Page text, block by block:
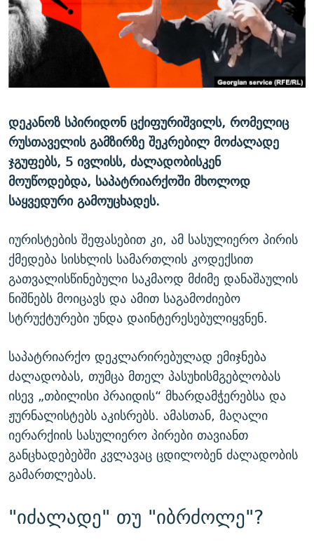
ᲛᲝᲚᲐᲞᲐᲠᲐᲙᲔ ᲢᲔᲥᲡᲢᲔᲑᲘ
ᲨᲘᲜ - ᲣᲪᲮᲝᲔᲗᲨᲘ
ᲚᲘᲢᲔᲠᲐᲢᲣᲠᲣᲚᲘ ᲬᲐᲮᲜᲐᲒᲔᲑᲘ
ᲐᲛᲔᲠᲘᲙᲣᲚᲘ ᲛᲝᲗᲮᲠᲝᲑᲐ
ᲘᲛᲞᲔᲠᲘᲐ ᲓᲐ ᲠᲐᲓᲘᲝ
ᲩᲔᲛᲘ ᲡᲘᲙᲕᲓᲘᲚᲘᲡ ᲛᲘᲖᲔᲖᲘᲐ COVID-19
11 ᲬᲔᲚᲘ - 11 ᲐᲛᲑᲐᲕᲘ
ᲡᲐᲞᲐᲠᲚᲐᲛᲔᲜᲢᲝ ᲐᲠᲩᲔᲕᲜᲔᲑᲘᲡ ᲘᲡᲢᲝᲠᲘᲐ
ᲑᲐᲕᲨᲕᲔᲑᲘ ᲞᲠᲝᲡᲢᲘᲢᲣᲪᲘᲐᲨᲘ - ᲐᲛᲝᲣᲗᲥᲛᲔᲚᲘ ᲐᲛᲑᲐᲕᲘ
5 ᲐᲛᲑᲐᲕᲘ - 20 ᲘᲕᲜᲘᲡᲡ ᲓᲐᲨᲐᲕᲔᲑᲣᲚᲔᲑᲘ
ᲐᲒᲕᲘᲡᲢᲝᲡ ᲝᲛᲘ
ПРИВЕТ ᲙᲣᲚᲢᲣᲠᲐ
ᲒᲐᲛᲝᲘᲬᲔᲠᲔ
დეკანოზ სპირიდონ ცქიფურიშვილს, რომელიც
რუსთაველის გამზირზე შეკრებილ მოძალადე
ჯგუფებს, 5 ივლისს, ძალადობისკენ
მოუწოდებდა, საპატრიარქოში მხოლოდ
საყვედური გამოუცხადეს.
იურისტების შეფასებით კი, ამ სასულიერო პირის
ქმედება სისხლის სამართლის კოდექსით
გათვალისწინებული საკმაოდ მძიმე დანაშაულის
ნიშნებს მოიცავს და ამით საგამოძიებო
სტრუქტურები უნდა დაინტერესებულიყვნენ.
საპატრიარქო დეკლარირებულად ემიჯნება
ძალადობას, თუმცა მთელ პასუხისმგებლობას
ისევ „თბილისი პრაიდის“ მხარდამჭერებსა და
ჟურნალისტებს აკისრებს. ამასთან, მაღალი
იერარქიის სასულიერო პირები თავიანთ
განცხადებებში კვლავაც ცდილობენ ძალადობის
გამართლებას.
"იძალადე" თუ "იბრძოლე"?